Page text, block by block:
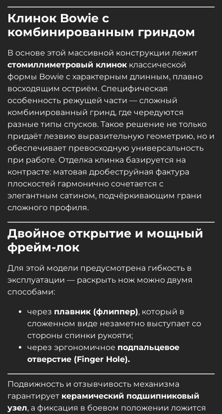
Клинок Bowie с
комбинированным гриндом
В основе этой массивной конструкции лежит
стомиллиметровый клинок классической
формы Bowie с характерным длинным, плавно
восходящим остриём. Специфическая
особенность режущей части — сложный
комбинированный гринд, где чередуются
разные типы спусков. Такое решение не только
придаёт лезвию выразительную геометрию, но и
обеспечивает превосходную универсальность
при работе. Отделка клинка базируется на
контрасте: матовая дробеструйная фактура
плоскостей гармонично сочетается с
элегантным сатином, подчёркивающим грани
сложного профиля.
Двойное открытие и мощный
фрейм-лок
Для этой модели предусмотрена гибкость в
эксплуатации — раскрыть нож можно двумя
способами:
через плавник (флиппер), который в
сложенном виде незаметно выступает со
стороны спинки рукояти;
через эргономичное подпальцевое
отверстие (Finger Hole).
Подвижность и отзывчивость механизма
гарантирует керамический подшипниковый
узел, а фиксация в боевом положении ложится